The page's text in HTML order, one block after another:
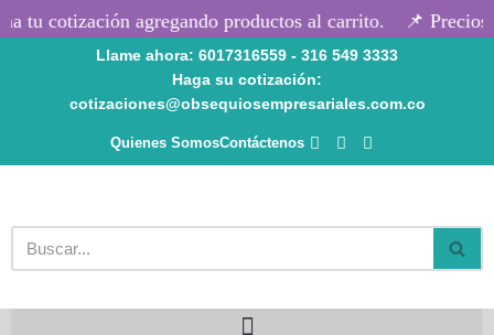
contenido
tu cotización agregando productos al carrito. 📌
Llame ahora: 6017316559 - 316 549 3333
Haga su cotización:
cotizaciones@obsequiosempresariales.com.co
Quienes SomosContáctenos